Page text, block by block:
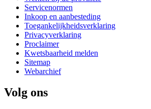
Servicenormen
Inkoop en aanbesteding
Toegankelijkheidsverklaring
Privacyverklaring
Proclaimer
Kwetsbaarheid melden
Sitemap
Webarchief
Volg ons